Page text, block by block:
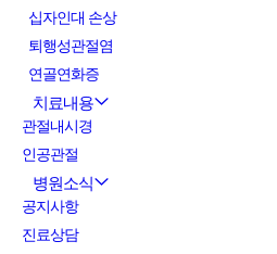
십자인대 손상
퇴행성관절염
연골연화증
치료내용
관절내시경
인공관절
병원소식
공지사항
진료상담